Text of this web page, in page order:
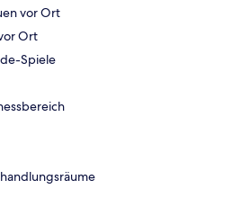
vor Ort
Ort
Spiele